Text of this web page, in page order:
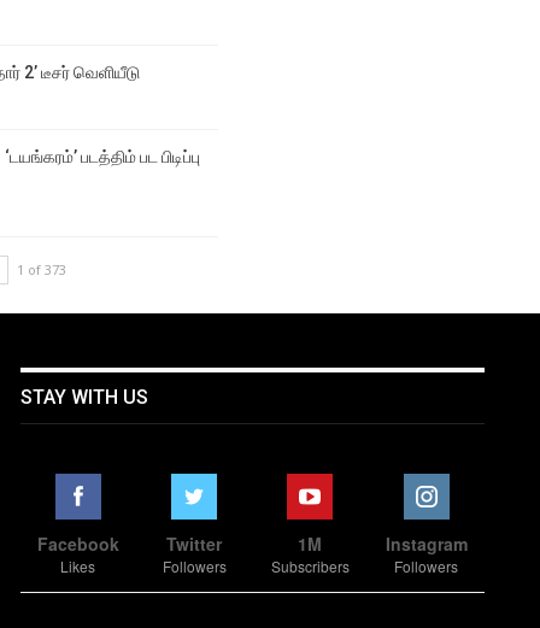
2’ டீசர் வெளியீடு
படத்திம் பட பிடிப்பு
1 of 373
STAY WITH US
Facebook
Likes
Twitter
Followers
1M
Subscribers
Instagram
Followers